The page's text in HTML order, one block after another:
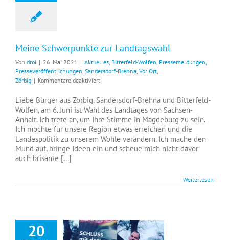
Meine Schwerpunkte zur Landtagswahl
Von droi | 26. Mai 2021 | Aktuelles, Bitterfeld-Wolfen, Pressemeldungen,
Presseveröffentlichungen, Sandersdorf-Brehna, Vor Ort,
Zörbig | Kommentare deaktiviertfür
Schwerpunkte
zur
Landtagswahl
Liebe Bürger aus Zörbig, Sandersdorf-Brehna und Bitterfeld-
Wolfen, am 6. Juni ist Wahl des Landtages von Sachsen-
Anhalt. Ich trete an, um Ihre Stimme in Magdeburg zu sein.
Ich möchte für unsere Region etwas erreichen und die
Landespolitik zu unserem Wohle verändern. Ich mache den
Mund auf, bringe Ideen ein und scheue mich nicht davor
auch brisante [...]
Weiterlesen
20